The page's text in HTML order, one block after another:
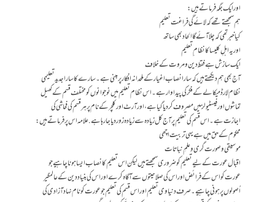
اور ایک جگہ فرماتے ہیں:
ہم سمجھتے تھے کہ لائے گی فراغت تعلیم
کیا خبر تھی کہ چلا آئے گا الحاد بھی ساتھ
اور یہ اہلِ کلیسا کا نظام ِ تعلیم
ایک سازش ہے فقط دین و مروت کے خلاف
آج بھی ہم دیکھتے ہیں کہ سارا نصاب اغیار کے ملحدانہ افکار پر مبنی ہے۔ سارے کا سارا جدید تعلیمی
نظام لارڈ میکالے کے فکر کی پیداوار ہے۔ اس نظام تعلیم میں نوجوانوں کو مختلف قسم کے کھیل
تماشوں اور فیسٹیولز میں مصروف کر دیا گیا ہے، اور آرٹ اور کلچر کے نام پر ہر قسم کی فحاشی کی
اجازت ہے۔ اس قسم کی تعلیم پر آج کل زیادہ سے زیادہ زور دیا جا رہا ہے. علامہ اس پر فرماتے ہیں:
محکوم کے حق میں ہے یہی تربیت اچھی
موسیقی و صورت گری و علمِ نباتات
اقبال عورت کے لیے تعلیم کو ضروری سمجھتے ہیں لیکن اس تعلیم کا نصاب ایسا ہونا چاہیے جو
عورت کو اس کے فرائض اور اس کی صلاحیتوں سے آگاہ کرے اور اس کی بنیاد دین کے عالمگیر
اُصولوں پر ہونی چاہیے۔ صرف دنیاوی تعلیم اور اس قسم کی تعلیم جو عورت کو نام نہاد آزادی کی